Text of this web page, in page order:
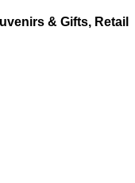
& Gifts, Retail